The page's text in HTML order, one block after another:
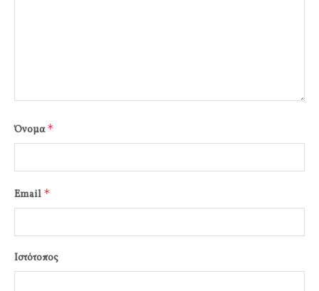
Όνομα*
Email *
Ιστότοπος